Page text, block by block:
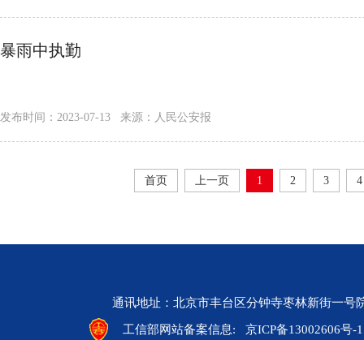
暴雨中执勤
发布时间：2023-07-13 来源：人民公安报
首页 上一页 1 2 3 4
通讯地址：北京市丰台区分钟寺枣林新街一
工信部网站备案信息: 京ICP备13002606号-1